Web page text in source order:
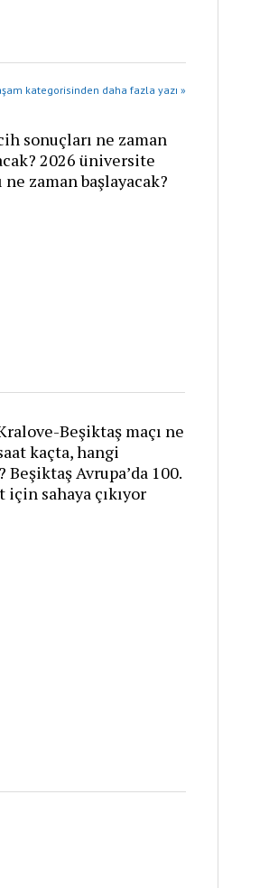
kategorisinden daha fazla yazı »
sonuçları ne zaman
2026 üniversite
ne zaman başlayacak?
Beşiktaş maçı ne
kaçta, hangi
Beşiktaş Avrupa’da 100.
sahaya çıkıyor